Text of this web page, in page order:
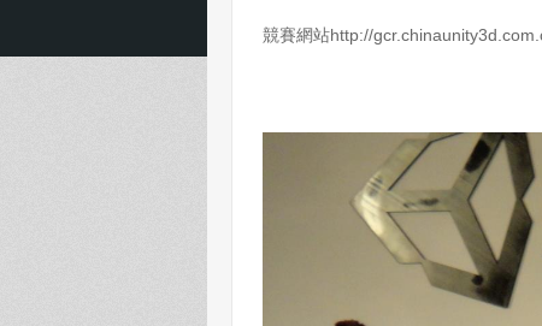
競賽網站http://